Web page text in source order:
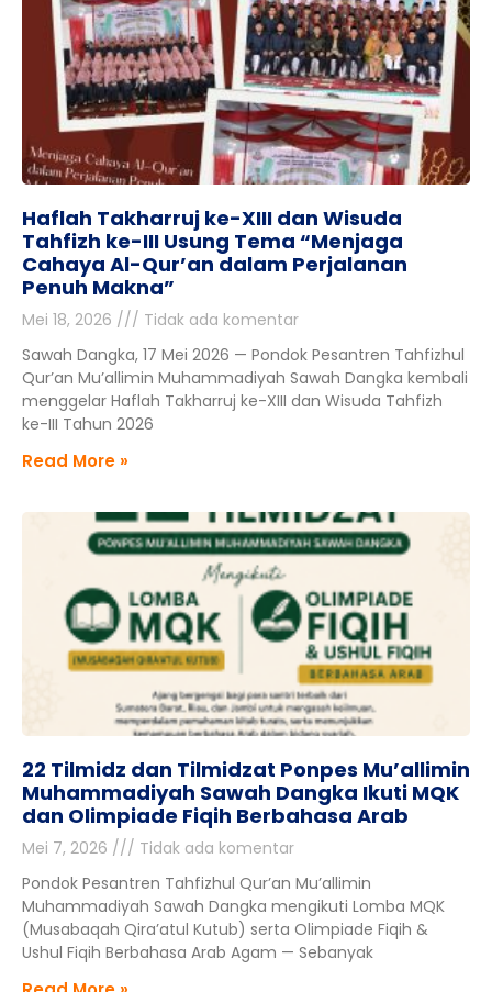
Haflah Takharruj ke-XIII dan Wisuda
Tahfizh ke-III Usung Tema “Menjaga
Cahaya Al-Qur’an dalam Perjalanan
Penuh Makna”
Mei 18, 2026
Tidak ada komentar
Sawah Dangka, 17 Mei 2026 — Pondok Pesantren Tahfizhul
Qur’an Mu’allimin Muhammadiyah Sawah Dangka kembali
menggelar Haflah Takharruj ke-XIII dan Wisuda Tahfizh
ke-III Tahun 2026
Read More »
22 Tilmidz dan Tilmidzat Ponpes Mu’allimin
Muhammadiyah Sawah Dangka Ikuti MQK
dan Olimpiade Fiqih Berbahasa Arab
Mei 7, 2026
Tidak ada komentar
Pondok Pesantren Tahfizhul Qur’an Mu’allimin
Muhammadiyah Sawah Dangka mengikuti Lomba MQK
(Musabaqah Qira’atul Kutub) serta Olimpiade Fiqih &
Ushul Fiqih Berbahasa Arab Agam — Sebanyak